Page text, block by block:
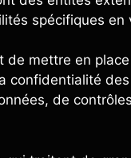
spécifiques en
de mettre en
confidentialité
de